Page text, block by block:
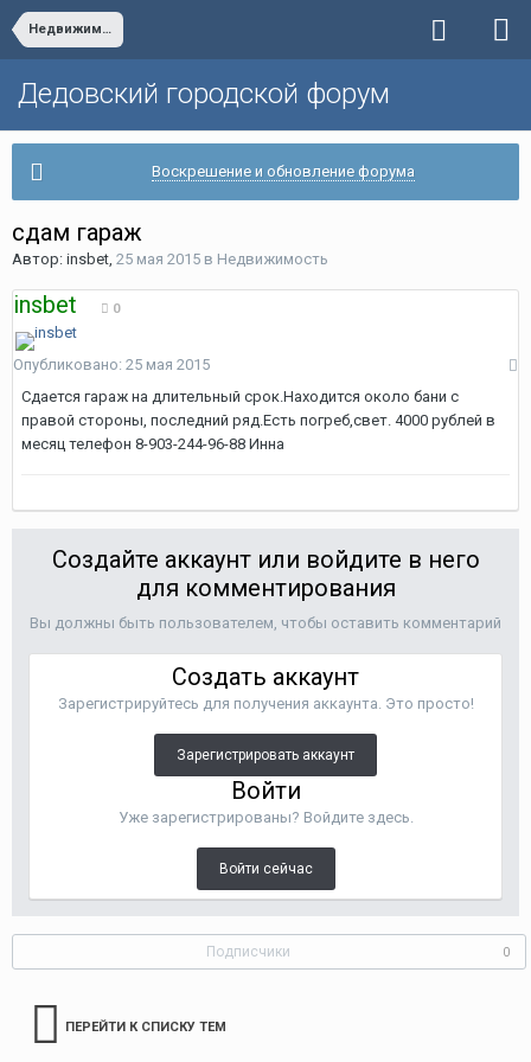
Недвижимость
Дедовский городской форум
Воскрешение и обновление форума
сдам гараж
Автор: insbet, 25 мая 2015 в Недвижимость
insbet 0
Опубликовано: 25 мая 2015
Сдается гараж на длительный срок.Находится около бани с
правой стороны, последний ряд.Есть погреб,свет. 4000 рублей в
месяц телефон 8-903-244-96-88 Инна
Создайте аккаунт или войдите в него
для комментирования
Вы должны быть пользователем, чтобы оставить комментарий
Создать аккаунт
Зарегистрируйтесь для получения аккаунта. Это просто!
Зарегистрировать аккаунт
Войти
Уже зарегистрированы? Войдите здесь.
Войти сейчас
Подписчики 0
ПЕРЕЙТИ К СПИСКУ ТЕМ